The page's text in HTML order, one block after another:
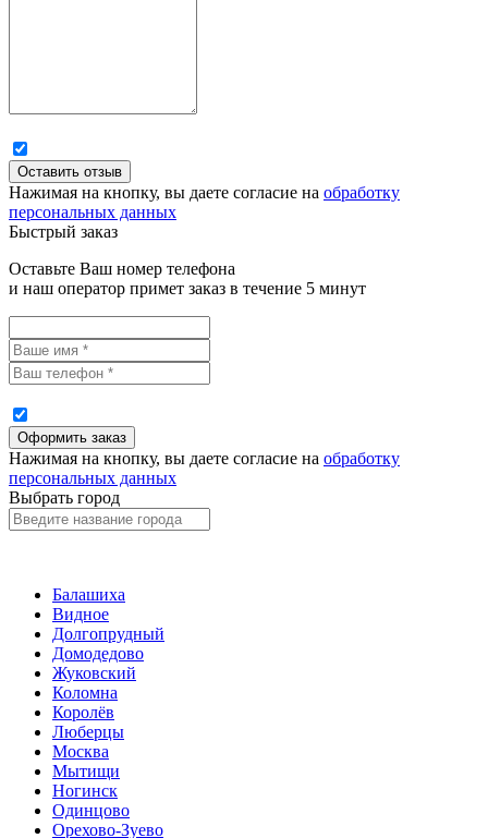
Нажимая на кнопку, вы даете согласие на обработку
персональных данных
Быстрый заказ
Оставьте Ваш номер телефона
и наш оператор примет заказ в течение 5 минут
Нажимая на кнопку, вы даете согласие на обработку
персональных данных
Выбрать город
Балашиха
Видное
Долгопрудный
Домодедово
Жуковский
Коломна
Королёв
Люберцы
Москва
Мытищи
Ногинск
Одинцово
Орехово-Зуево